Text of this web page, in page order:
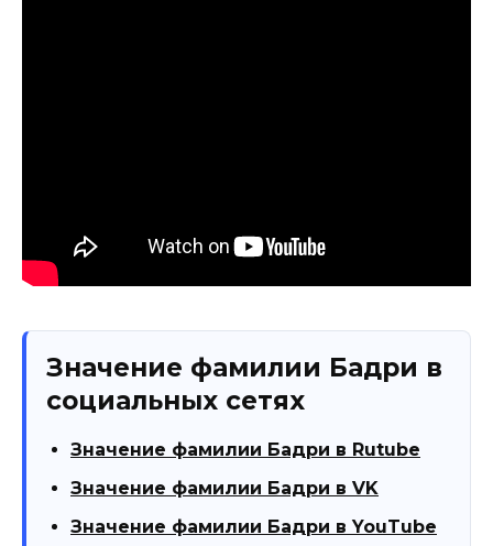
Значение фамилии Бадри в
социальных сетях
Значение фамилии Бадри в Rutube
Значение фамилии Бадри в VK
Значение фамилии Бадри в YouTube